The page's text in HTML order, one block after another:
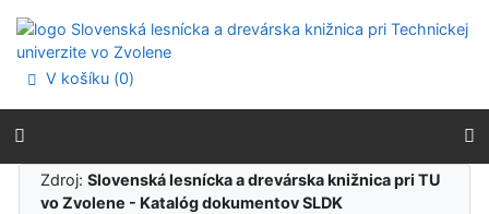
Prejsť na menu
Prehlásenie o webovej prístupnosti
V košíku (0)
Zdroj:Slovenská lesnícka a drevárska knižnica pri TU
vo Zvolene - Katalóg dokumentov SLDK